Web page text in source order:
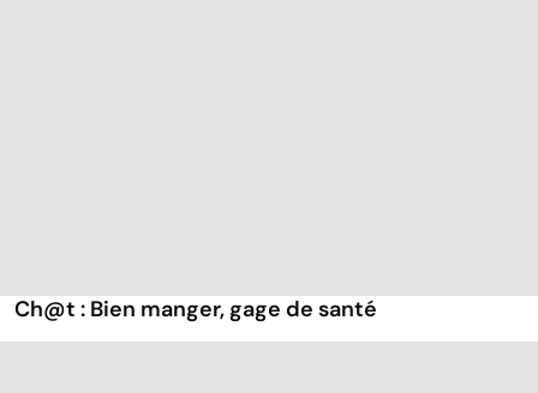
Ch@t : Bien manger, gage de santé